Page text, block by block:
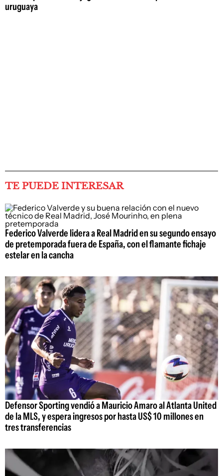
uruguaya
TE PUEDE INTERESAR
Federico Valverde lidera a Real Madrid en su segundo ensayo
de pretemporada fuera de España, con el flamante fichaje
estelar en la cancha
Defensor Sporting vendió a Mauricio Amaro al Atlanta United
de la MLS, y espera ingresos por hasta US$ 10 millones en
tres transferencias